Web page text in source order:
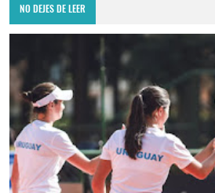
NO DEJES DE LEER